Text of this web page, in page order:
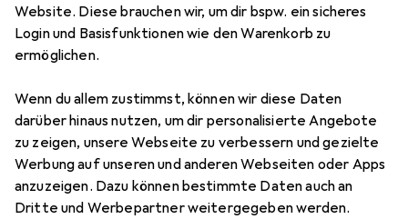
Website. Diese brauchen wir, um dir bspw. ein sicheres
Login und Basisfunktionen wie den Warenkorb zu
ermöglichen.
Wenn du allem zustimmst, können wir diese Daten
darüber hinaus nutzen, um dir personalisierte Angebote
zu zeigen, unsere Webseite zu verbessern und gezielte
Werbung auf unseren und anderen Webseiten oder Apps
anzuzeigen. Dazu können bestimmte Daten auch an
Dritte und Werbepartner weitergegeben werden.
Diese Marke gefällt mir